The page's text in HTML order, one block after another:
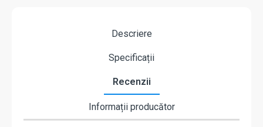
Descriere
Specificații
Recenzii
Informații producător